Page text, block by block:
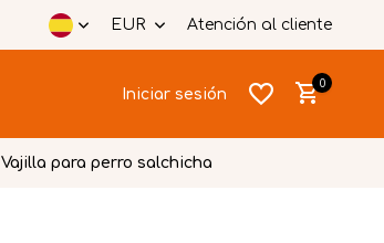
EUR Atención al cliente
Iniciar sesión
0
Vajilla para perro salchicha